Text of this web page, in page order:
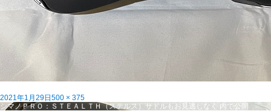
投
稿
2021年1月29日 フ
ル
500 × 375
投
シマノＰＲＯ：ＳＴＥＡＬＴＨ（ステルス）サドルもお見逃しなく 内で公開